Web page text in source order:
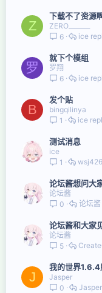
Z
下载不了资源
ZERO_______
6
ice
罗
就下个模组
罗翔
6
ice
B
发个贴
bingqilinya
1
ice
测试消息
ice
1
论坛酱想问大
论坛酱
0
论坛酱
论坛酱和大家
论坛酱
5
J
我的世界
Jasper
0
Jasper